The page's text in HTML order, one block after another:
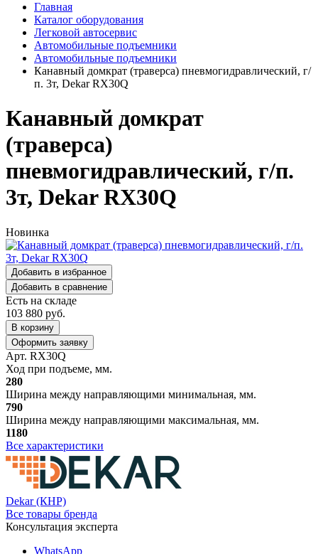
Главная
Каталог оборудования
Легковой автосервис
Автомобильные подъемники
Автомобильные подъемники
Канавный домкрат (траверса) пневмогидравлический, г/
п. 3т, Dekar RX30Q
Канавный домкрат
(траверса)
пневмогидравлический, г/п.
3т, Dekar RX30Q
Новинка
Добавить в избранное
Добавить в сравнение
Есть на складе
103 880 руб.
В корзину
Оформить заявку
Арт. RX30Q
Ход при подъеме, мм.
280
Ширина между направляющими минимальная, мм.
790
Ширина между направляющими максимальная, мм.
1180
Все характеристики
Dekar (КНР)
Все товары бренда
Консультация эксперта
WhatsApp